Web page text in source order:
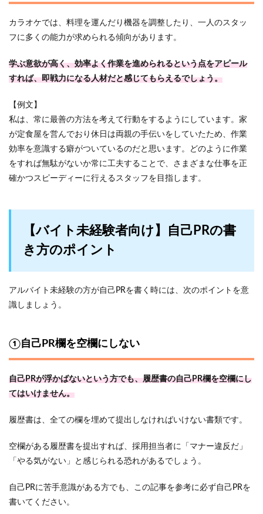
カラオケでは、料理を運んだり機器を調整したり、一人のスタッ
フに多くの能力が求められる傾向があります。
学ぶ意欲が高く、効率よく作業を進められるという点をアピール
すれば、即戦力になる人材だと感じてもらえるでしょう。
【例文】
私は、常に最善の方法を考えて行動をするようにしています。家
が定食屋を営んでおり休日は両親の手伝いをしていたため、作業
効率を意識する癖がついているのだと思います。どのように作業
をすれば無駄がないか常に工夫することで、さまざまな仕事を正
確かつスピーディーに行えるスタッフを目指します。
【バイト未経験者向け】自己PRの書
き方のポイント
アルバイト未経験の方が自己PRを書く時には、次のポイントを意
識しましょう。
①自己PR欄を空欄にしない
自己PRが浮かばないという方でも、履歴書の自己PR欄を空欄にし
てはいけません。
履歴書は、全ての欄を埋めて提出しなければいけない書類です。
空欄がある履歴書を提出すれば、採用担当者に「マナー違反だ」
「やる気がない」と感じられる恐れがあるでしょう。
自己PRに苦手意識がある方でも、この記事を参考に必ず自己PRを
書いてください。